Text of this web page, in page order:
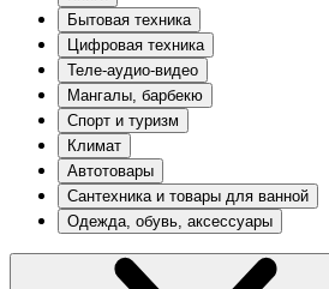
Бытовая техника
Цифровая техника
Теле-аудио-видео
Мангалы, барбекю
Спорт и туризм
Климат
Автотовары
Сантехника и товары для ванной
Одежда, обувь, аксессуары